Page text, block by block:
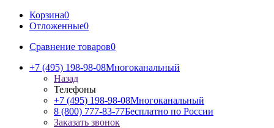
Корзина0
Отложенные0
Сравнение товаров0
+7 (495) 198-98-08Многоканальный
Назад
Телефоны
+7 (495) 198-98-08Многоканальный
8 (800) 777-83-77Бесплатно по России
Заказать звонок